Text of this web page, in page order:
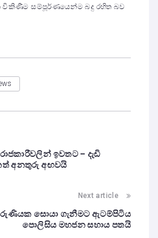
විකිණීම සම්පූර්ණයෙන්ම බදු රහිත බව
ඉවතට – දැඩි
අනතුරු අඟවයි
Next article
සොයා ගැනීමට ඇටම්පිටිය
පොලිසිය මහජන සහාය පතයි